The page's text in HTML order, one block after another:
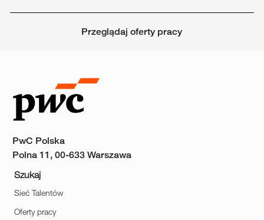
Przeglądaj oferty pracy
PwC Polska
Polna 11, 00-633 Warszawa
Szukaj
Sieć Talentów
Oferty pracy